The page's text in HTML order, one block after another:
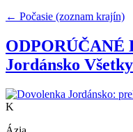
← Počasie (zoznam krajín)
ODPORÚČANÉ
Jordánsko
K